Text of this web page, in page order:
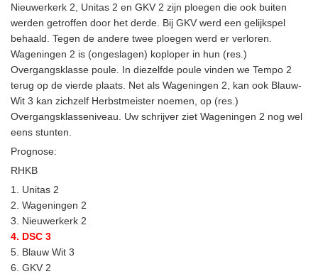
Nieuwerkerk 2, Unitas 2 en GKV 2 zijn ploegen die ook buiten
werden getroffen door het derde. Bij GKV werd een gelijkspel
behaald. Tegen de andere twee ploegen werd er verloren.
Wageningen 2 is (ongeslagen) koploper in hun (res.)
Overgangsklasse poule. In diezelfde poule vinden we Tempo 2
terug op de vierde plaats. Net als Wageningen 2, kan ook Blauw-
Wit 3 kan zichzelf Herbstmeister noemen, op (res.)
Overgangsklasseniveau. Uw schrijver ziet Wageningen 2 nog wel
eens stunten.
Prognose:
RHKB
1. Unitas 2
2. Wageningen 2
3. Nieuwerkerk 2
4. DSC 3
5. Blauw Wit 3
6. GKV 2